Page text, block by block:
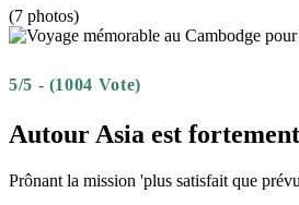
(7 photos)
5/5 - (1004 Vote)
Autour Asia est
Prônant la mission 'plus satisfait que